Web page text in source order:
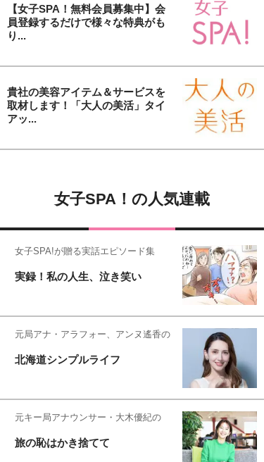
【女子SPA！無料会員募集中】会
員登録するだけで様々な特典がも
り...
貴社の美容アイテム＆サービスを
取材します！「大人の美活」タイ
アッ...
女子SPA！の人気連載
女子SPA!が贈る実話エピソード集
実録！私の人生、泣き笑い
元局アナ・アラフォー、アンヌ遙香の
北海道シンプルライフ
元キー局アナウンサー・大木優紀の
旅の恥はかき捨てて